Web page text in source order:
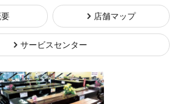
店舗マップ
サービスセンター